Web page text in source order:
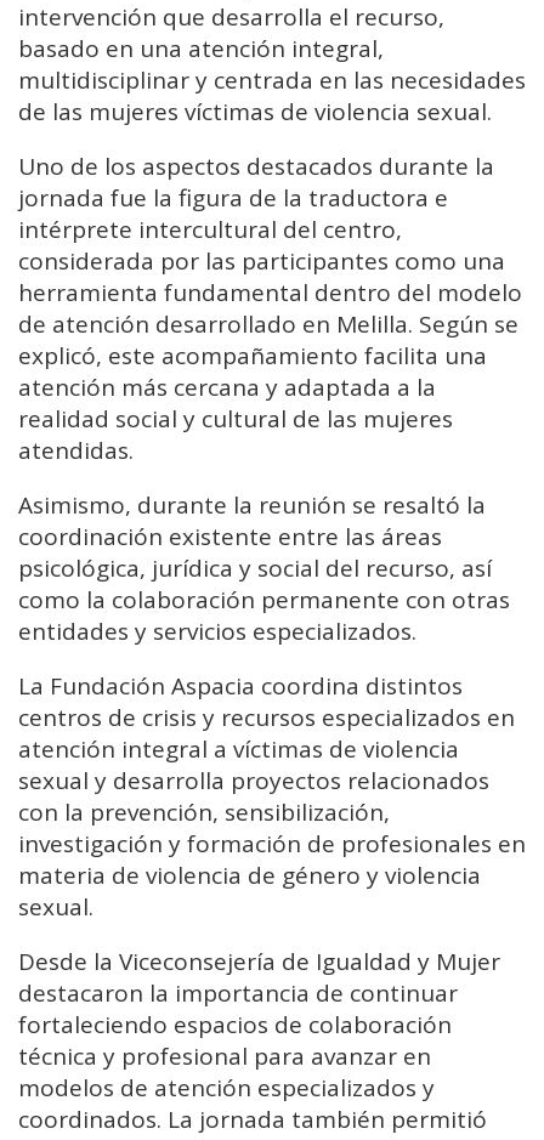
intervención que desarrolla el recurso,
basado en una atención integral,
multidisciplinar y centrada en las necesidades
de las mujeres víctimas de violencia sexual.
Uno de los aspectos destacados durante la
jornada fue la figura de la traductora e
intérprete intercultural del centro,
considerada por las participantes como una
herramienta fundamental dentro del modelo
de atención desarrollado en Melilla. Según se
explicó, este acompañamiento facilita una
atención más cercana y adaptada a la
realidad social y cultural de las mujeres
atendidas.
Asimismo, durante la reunión se resaltó la
coordinación existente entre las áreas
psicológica, jurídica y social del recurso, así
como la colaboración permanente con otras
entidades y servicios especializados.
La Fundación Aspacia coordina distintos
centros de crisis y recursos especializados en
atención integral a víctimas de violencia
sexual y desarrolla proyectos relacionados
con la prevención, sensibilización,
investigación y formación de profesionales en
materia de violencia de género y violencia
sexual.
Desde la Viceconsejería de Igualdad y Mujer
destacaron la importancia de continuar
fortaleciendo espacios de colaboración
técnica y profesional para avanzar en
modelos de atención especializados y
coordinados. La jornada también permitió